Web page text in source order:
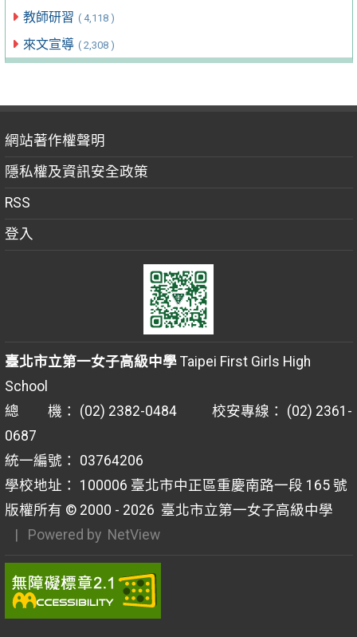
教師研習 ( 4,118 )
來文宣導 ( 2,308 )
網站著作權聲明
隱私權及資訊安全政策
RSS
登入
臺北市立第一女子高級中學Taipei First Girls High
School
總 機： (02) 2382-0484 校安專線： (02) 2361-
0687
統一編號： 03764206
學校地址： 100006 臺北市中正區重慶南路一段 165 號
版權所有 © 2000 - 2026 臺北市立第一女子高級中學
| Powered by NetView